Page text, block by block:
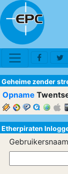
Geheime zender
Opname
Etherpiraten